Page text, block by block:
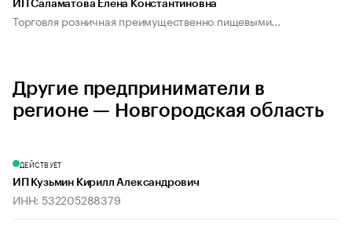
ИП Саламатова Елена Константиновна
Торговля розничная преимущественно пищевыми...
Другие предприниматели в
регионе — Новгородская область
ДЕЙСТВУЕТ
ИП Кузьмин Кирилл Александрович
ИНН: 532205288379